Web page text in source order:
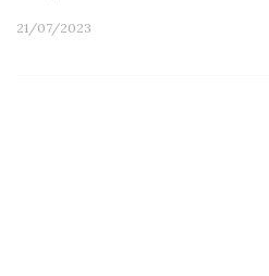
21/07/2023